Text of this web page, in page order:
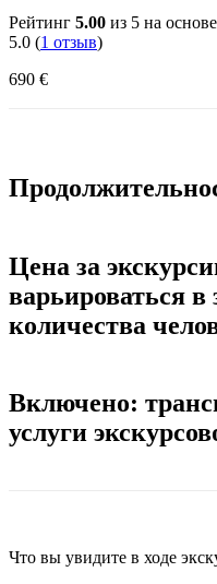
Рейтинг 5.00 из 5 на
5.0 (1 отзыв)
690 €
Цена за
варьироваться в
количества
Включено:
услуги
Что вы увидите в ходе